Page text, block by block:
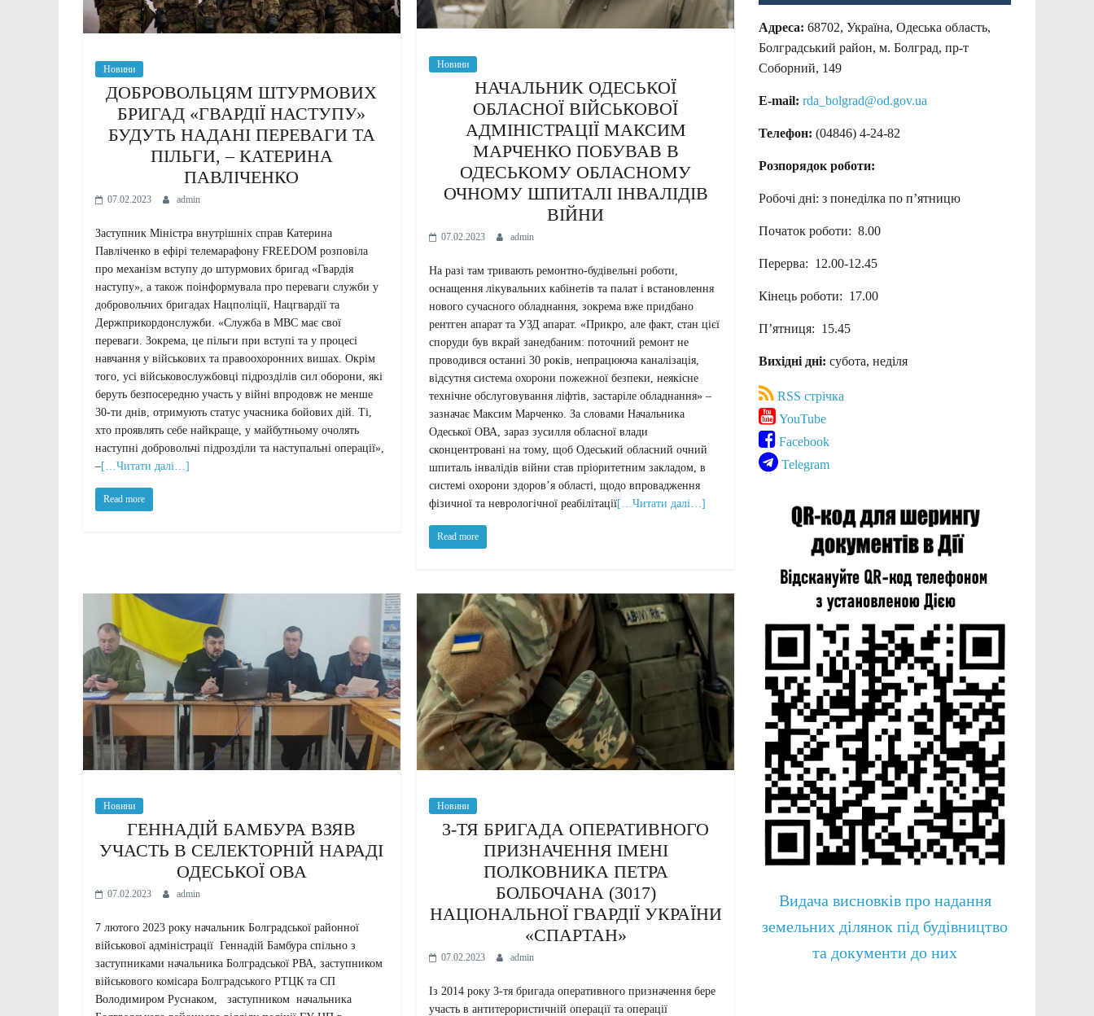
Новини
ДОБРОВОЛЬЦЯМ ШТУРМОВИХ
БРИГАД «ГВАРДІЇ НАСТУПУ»
БУДУТЬ НАДАНІ ПЕРЕВАГИ ТА
ПІЛЬГИ, – КАТЕРИНА
ПАВЛІЧЕНКО
07.02.2023 admin
Заступник Міністра внутрішніх справ Катерина
Павліченко в ефірі телемарафону FREEDOM розповіла
про механізм вступу до штурмових бригад «Гвардія
наступу», а також поінформувала про переваги служби у
добровольчих бригадах Нацполіції, Нацгвардії та
Держприкордонслужби. «Служба в МВС має свої
переваги. Зокрема, це пільги при вступі та у процесі
навчання у військових та правоохоронних вишах. Окрім
того, усі військовослужбовці підрозділів сил оборони, які
беруть безпосередню участь у війні впродовж не менше
30-ти днів, отримують статус учасника бойових дій. Ті,
хто проявлять себе найкраще, у майбутньому очолять
наступні добровольчі підрозділи та наступальні операції»,
–[…Читати далі…]
Read more
Новини
НАЧАЛЬНИК ОДЕСЬКОЇ
ОБЛАСНОЇ ВІЙСЬКОВОЇ
АДМІНІСТРАЦІЇ МАКСИМ
МАРЧЕНКО ПОБУВАВ В
ОДЕСЬКОМУ ОБЛАСНОМУ
ОЧНОМУ ШПИТАЛІ ІНВАЛІДІВ
ВІЙНИ
07.02.2023 admin
На разі там тривають ремонтно-будівельні роботи,
оснащення лікувальних кабінетів та палат і встановлення
нового сучасного обладнання, зокрема вже придбано
рентген апарат та УЗД апарат. «Прикро, але факт, стан цієї
споруди був вкрай занедбаним: поточний ремонт не
проводився останні 30 років, непрацююча каналізація,
відсутня система охорони пожежної безпеки, неякісне
технічне обслуговування ліфтів, застаріле обладнання» –
зазначає Максим Марченко. За словами Начальника
Одеської ОВА, зараз зусилля обласної влади
сконцентровані на тому, щоб Одеський обласний очний
шпиталь інвалідів війни став пріоритетним закладом, в
системі охорони здоров’я області, щодо впровадження
фізичної та неврологічної реабілітації[…Читати далі…]
Read more
Новини
ГЕННАДІЙ БАМБУРА ВЗЯВ
УЧАСТЬ В СЕЛЕКТОРНІЙ НАРАДІ
ОДЕСЬКОЇ ОВА
07.02.2023 admin
7 лютого 2023 року начальник Болградської районної
військової адміністрації Геннадій Бамбура спільно з
заступниками начальника Болградської РВА, заступником
військового комісара Болградського РТЦК та СП
Володимиром Руснаком, заступником начальника
Новини
3-ТЯ БРИГАДА ОПЕРАТИВНОГО
ПРИЗНАЧЕННЯ ІМЕНІ
ПОЛКОВНИКА ПЕТРА
БОЛБОЧАНА (3017)
НАЦІОНАЛЬНОЇ ГВАРДІЇ УКРАЇНИ
«СПАРТАН»
07.02.2023 admin
Із 2014 року 3-тя бригада оперативного призначення бере
участь в антитерористичній операції та операції
Адреса: 68702, Україна, Одеська область,
Болградський район, м. Болград, пр-т
Соборний, 149
E-mail: rda_bolgrad@od.gov.ua
Телефон: (04846) 4-24-82
Розпорядок роботи:
Робочі дні: з понеділка по п’ятницю
Початок роботи: 8.00
Перерва: 12.00-12.45
Кінець роботи: 17.00
П’ятниця: 15.45
Вихідні дні: субота, неділя
RSS стрічка
YouTube
Facebook
Telegram
Видача висновків про надання
земельних ділянок під будівництво
та документи до них